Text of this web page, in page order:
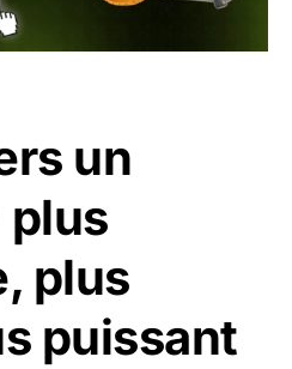
un
plus
plus
puissant